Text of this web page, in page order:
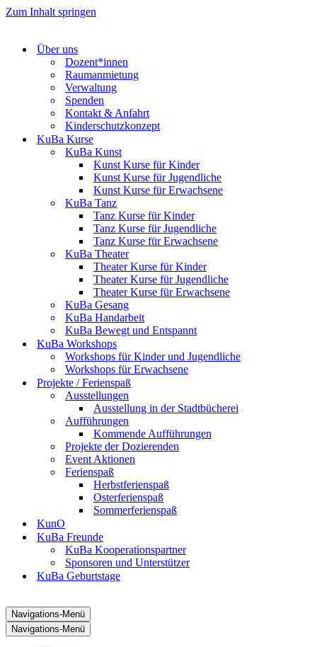
Zum Inhalt springen
Über uns
Dozent*innen
Raumanmietung
Verwaltung
Spenden
Kontakt & Anfahrt
Kinderschutzkonzept
KuBa Kurse
KuBa Kunst
Kunst Kurse für Kinder
Kunst Kurse für Jugendliche
Kunst Kurse für Erwachsene
KuBa Tanz
Tanz Kurse für Kinder
Tanz Kurse für Jugendliche
Tanz Kurse für Erwachsene
KuBa Theater
Theater Kurse für Kinder
Theater Kurse für Jugendliche
Theater Kurse für Erwachsene
KuBa Gesang
KuBa Handarbeit
KuBa Bewegt und Entspannt
KuBa Workshops
Workshops für Kinder und Jugendliche
Workshops für Erwachsene
Projekte / Ferienspaß
Ausstellungen
Ausstellung in der Stadtbücherei
Aufführungen
Kommende Aufführungen
Projekte der Dozierenden
Event Aktionen
Ferienspaß
Herbstferienspaß
Osterferienspaß
Sommerferienspaß
KunO
KuBa Freunde
KuBa Kooperationspartner
Sponsoren und Unterstützer
KuBa Geburtstage
Navigations-Menü
Navigations-Menü